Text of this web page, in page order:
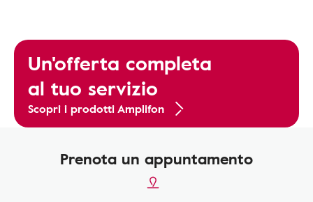
Un'offerta completa
al tuo servizio
Scopri i prodotti Amplifon
Prenota un appuntamento